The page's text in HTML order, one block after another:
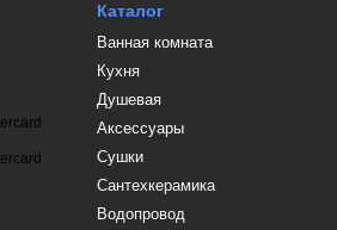
Каталог
Ванная комната
Кухня
Душевая
Аксессуары
Сушки
Сантехкерамика
Водопровод